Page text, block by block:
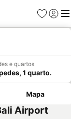
Favoritos
Iniciar
e quartos
1 quarto.
Mapa
Airport